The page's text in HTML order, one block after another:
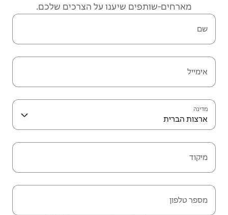
מארחים‑שותפים שיענו על הצרכים שלכם.
שם
אימייל
מדינה
ארצות הברית
מיקוד
מספר טלפון